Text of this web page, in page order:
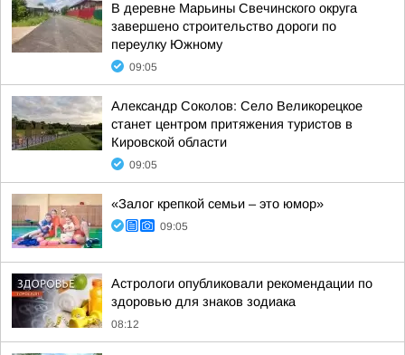
В деревне Марьины Свечинского округа
завершено строительство дороги по
переулку Южному
09:05
Александр Соколов: Село Великорецкое
станет центром притяжения туристов в
Кировской области
09:05
«Залог крепкой семьи – это юмор»
09:05
Астрологи опубликовали рекомендации по
здоровью для знаков зодиака
08:12